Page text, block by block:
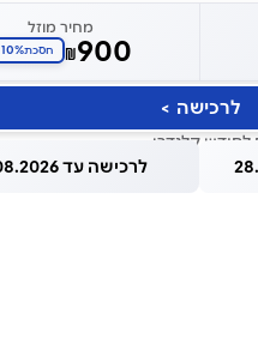
מחיר מוזל
₪900 חסכת10%
לרכישה >
לרכישה עד 31.08.2026